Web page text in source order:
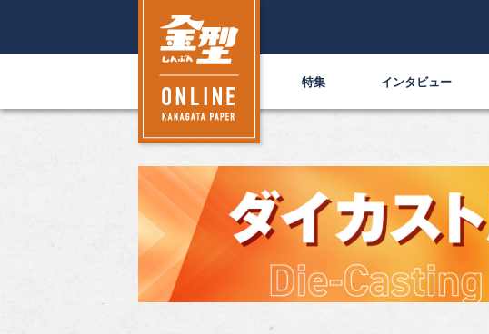
特集 インタビュー